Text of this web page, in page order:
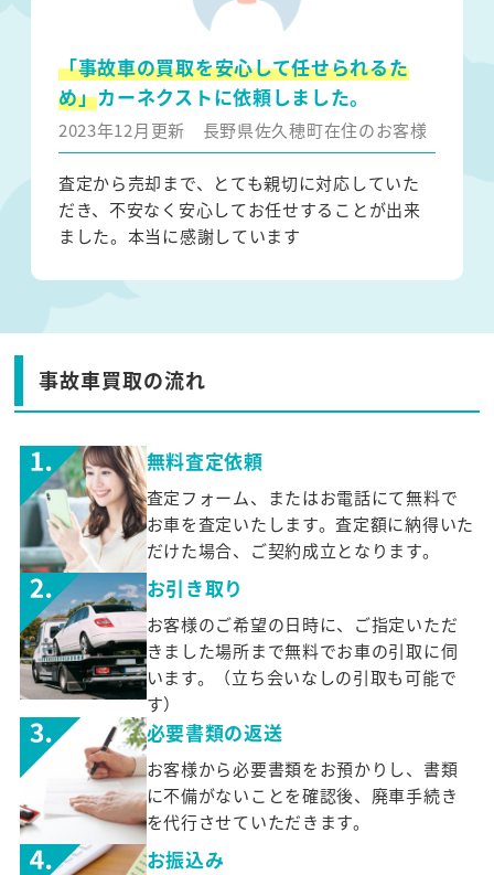
「事故車の買取を安心して任せられるた
め」カーネクストに依頼しました。
2023年12月更新 長野県佐久穂町在住のお客様
査定から売却まで、とても親切に対応していた
だき、不安なく安心してお任せすることが出来
ました。本当に感謝しています
事故車買取の流れ
無料査定依頼
査定フォーム、またはお電話にて無料で
お車を査定いたします。査定額に納得いた
だけた場合、ご契約成立となります。
お引き取り
お客様のご希望の日時に、ご指定いただ
きました場所まで無料でお車の引取に伺
います。（立ち会いなしの引取も可能で
す）
必要書類の返送
お客様から必要書類をお預かりし、書類
に不備がないことを確認後、廃車手続き
を代行させていただきます。
お振込み